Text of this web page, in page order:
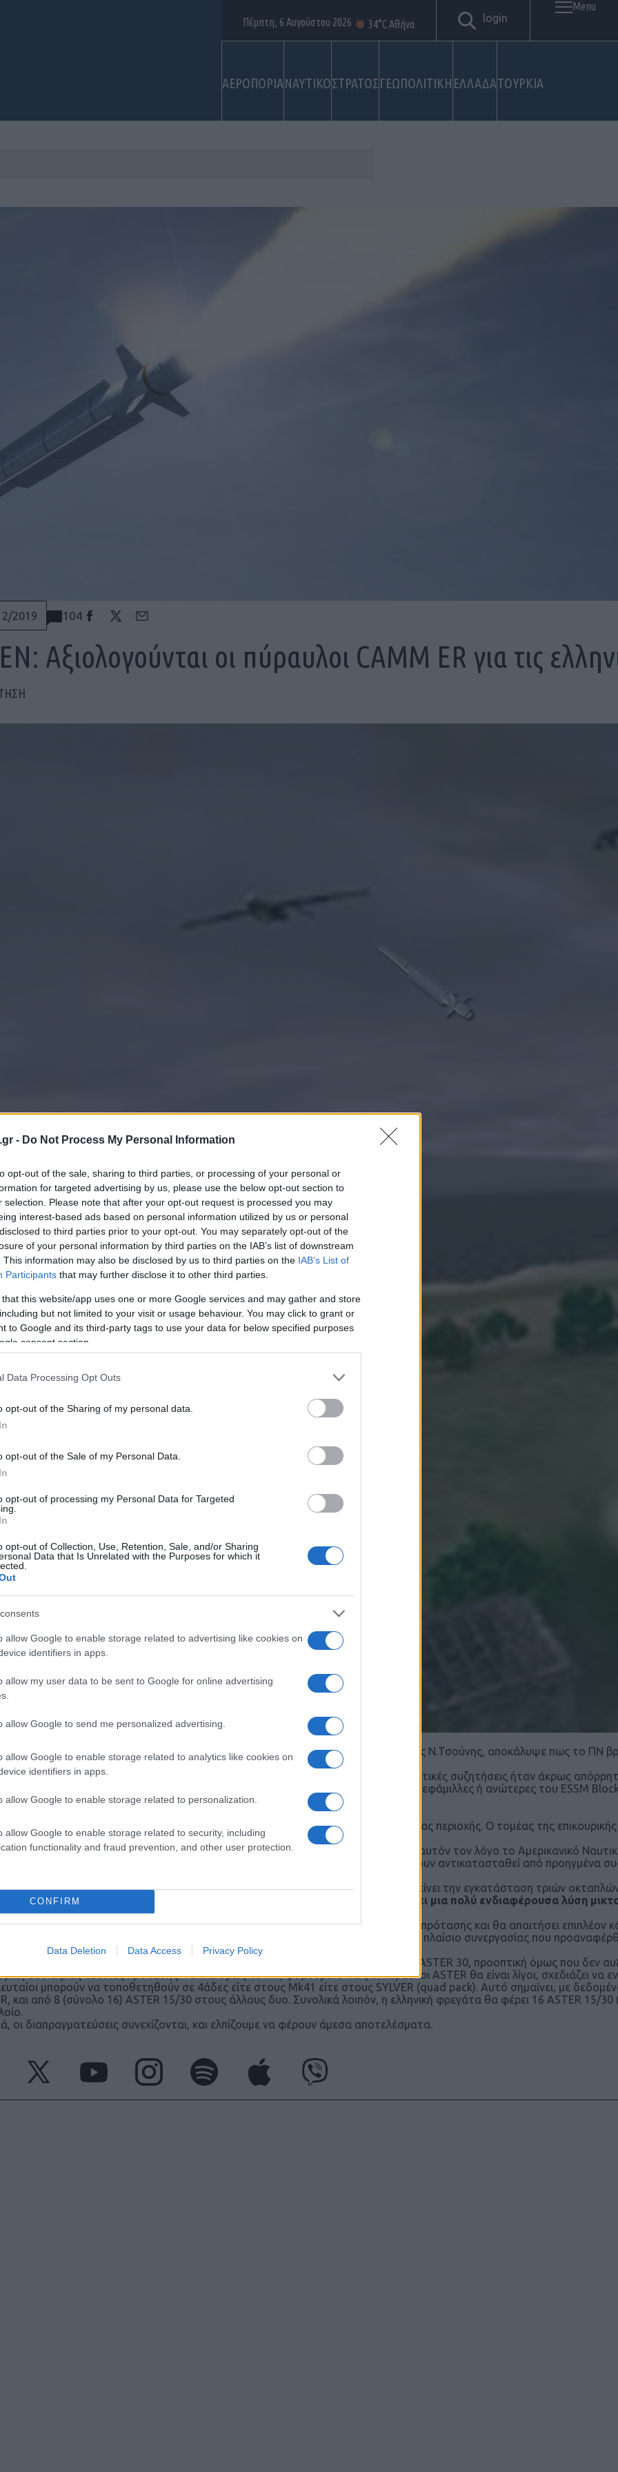
- Do Not Process My Personal Information
opt-out of the sale, sharing to third parties, or processing of your personal or
for targeted advertising by us, please use the below opt-out section to
selection. Please note that after your opt-out request is processed you may
interest-based ads based on personal information utilized by us or personal
to third parties prior to your opt-out. You may separately opt-out of the
of your personal information by third parties on the IAB’s list of downstream
This information may also be disclosed by us to third parties on the IAB’s List of
Participants that may further disclose it to other third parties.
that this website/app uses one or more Google services and may gather and store
but not limited to your visit or usage behaviour. You may click to grant or
to Google and its third-party tags to use your data for below specified purposes
consent section.
Data Processing Opt Outs
opt-out of the Sharing of my personal data.
opt-out of the Sale of my Personal Data.
opt-out of processing my Personal Data for Targeted
opt-out of Collection, Use, Retention, Sale, and/or Sharing
Data that Is Unrelated with the Purposes for which it
allow Google to enable storage related to advertising like cookies on
identifiers in apps.
allow my user data to be sent to Google for online advertising
allow Google to send me personalized advertising.
allow Google to enable storage related to analytics like cookies on
identifiers in apps.
allow Google to enable storage related to personalization.
allow Google to enable storage related to security, including
functionality and fraud prevention, and other user protection.
CONFIRM
Data Deletion Data Access Privacy Policy
ΑΕΡΟΠΟΡΙΑΝΑΥΤΙΚΟΣΤΡΑΤΟΣΓΕΩΠΟΛΙΤΙΚΗ ΕΛΛΑΔΑΤΟΥΡΚΙΑ
Πέμπτη, 6 Αυγούστου 2026 34°C Αθήνα login
Menu
2019 104
Αξιολογούνται οι πύραυλοι CAMM ER για τις
στα πολύ ενδιαφέροντα που είπε στους δημοσιογράφους ο ΑΓΕΝ Αντιναύαρχος Ν.Τσούνης, αποκάλυψε πως το ΠΝ
Ελλάδα.
καιρό υπήρχαν αναφορές για συζητήσεις περί του CAMM ER, αν και οι σχετικές συζητήσεις ήταν άκρως
πιθανών λύσεων, όπως ο MICA VL προκαλεί εντύπωση. Ο πύραυλος έχει επιδόσεις εφάμιλλες ή ανώτερες του ESSM
πρωτοπορήσει.
ER προστέθηκαν με την λογική της προσθήκες μιας επιπλέον γραμμής Α/Α άμυνας περιοχής. O τομέας της
DDG-79 έως DDG-82 Flight IIA) διαθέτουν δυο Mk15 Block 1 Phalanx.
όμως των δυο CIWS στην τερματική φάση εμπλοκής είναι δεδομένος και γι’ αυτόν τον λόγο το Αμερικανικό
Επιπλέον σε τέσσερα Flight I/II που υπηρετούν στον 6ο Στόλο τα Phalanx έχουν αντικατασταθεί από προηγμένα
ελληνική διαμόρφωση στον τομέα του πυραυλικού οπλισμού η Naval Group προτείνει την εγκατάσταση τριών
32 ASTER-15/30 και 8 MdCN-NCM. Αν και
ο MICA VL θα μπορούσε να προσφέρει μια πολύ ενδιαφέρουσα λύση
εντούτοις φαίνεται να μην προτείνεται η χρήση για μια σειρά λόγων.
και σημαντικότερος είναι ότι το σύστημα σε ναυτική χρήση βρίσκεται σε επίπεδο πρότασης και θα απαιτήσει
, το σχετικό υποπρόγραμμα δεν μπορεί να ενταχθεί εύκολα και απρόσκοπτα στο πλαίσιο συνεργασίας που
έχει αναφερθεί ότι η γαλλική πλευρά ίσως προτείνει συνδυασμό ASTER 15 και ASTER 30, προοπτική όμως που
ουσία μιας τέτοιας πρότασης. Τελικά όμως το ΠΝ, φοβούμενο πως οι πύραυλοι ASTER θα είναι λίγοι, σχεδιάζει να
μπορούν να τοποθετηθούν σε 4άδες είτε στους Mk41 είτε στους SYLVER (quad pack). Αυτό σημαίνει, με
και από 8 (σύνολο 16) ASTER 15/30 στους άλλους δυο. Συνολικά λοιπόν, η ελληνική φρεγάτα θα φέρει 16 ASTER 15/
οι διαπραγματεύσεις συνεχίζονται, και ελπίζουμε να φέρουν άμεσα αποτελέσματα.